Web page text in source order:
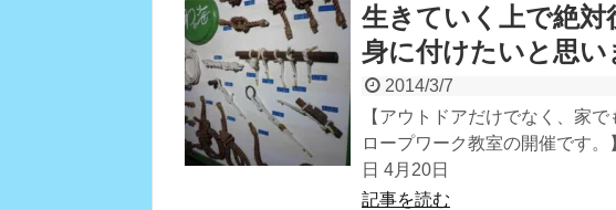
生きていく上で絶対
身に付けたいと思い
2014/3/7
【アウトドアだけでなく、家
ロープワーク教室の開催です
日 4月20日
記事を読む